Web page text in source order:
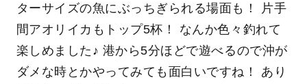
ターサイズの魚にぶっちぎられる場面も！ 片手
間アオリイカもトップ5杯！ なんか色々釣れて
楽しめました♪ 港から5分ほどで遊べるので沖が
ダメな時とかやってみても面白いですね！ あり